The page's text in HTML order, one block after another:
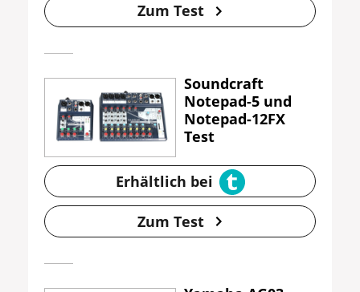
Zum Test
Soundcraft
Notepad-5 und
Notepad-12FX
Test
Erhältlich bei
Zum Test